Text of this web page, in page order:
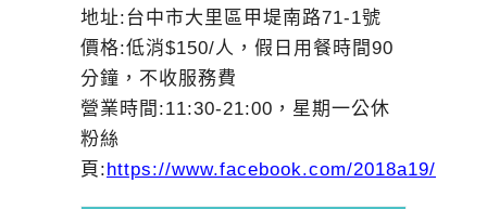
地址:台中市大里區甲堤南路71-1號
價格:低消$150/人，假日用餐時間90
分鐘，不收服務費
營業時間:11:30-21:00，星期一公休
粉絲
頁: https://www.facebook.com/2018a19/